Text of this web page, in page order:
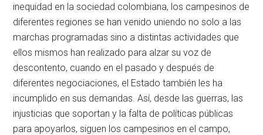
inequidad en la sociedad colombiana, los campesinos de
diferentes regiones se han venido uniendo no solo a las
marchas programadas sino a distintas actividades que
ellos mismos han realizado para alzar su voz de
descontento, cuando en el pasado y después de
diferentes negociaciones, el Estado también les ha
incumplido en sus demandas. Así, desde las guerras, las
injusticias que soportan y la falta de políticas públicas
para apoyarlos, siguen los campesinos en el campo,